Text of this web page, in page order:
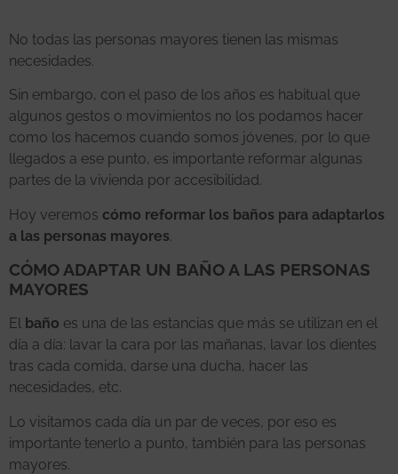
No todas las personas mayores tienen las mismas
necesidades.
Sin embargo, con el paso de los años es habitual que
algunos gestos o movimientos no los podamos hacer
como los hacemos cuando somos jóvenes, por lo que
llegados a ese punto, es importante reformar algunas
partes de la vivienda por accesibilidad.
Hoy veremos cómo reformar los baños para adaptarlos
a las personas mayores.
CÓMO ADAPTAR UN BAÑO A LAS PERSONAS
MAYORES
El baño es una de las estancias que más se utilizan en el
día a día: lavar la cara por las mañanas, lavar los dientes
tras cada comida, darse una ducha, hacer las
necesidades, etc.
Lo visitamos cada día un par de veces, por eso es
importante tenerlo a punto, también para las personas
mayores.